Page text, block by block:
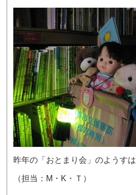
昨年の「おとまり会」のようすは
（担当：M・K・Ｔ）